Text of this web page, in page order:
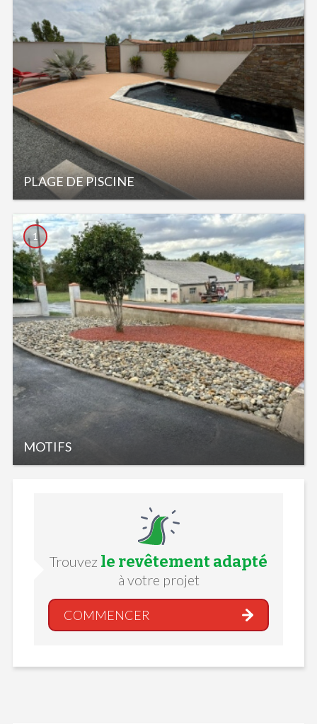
PLAGE DE PISCINE
MOTIFS
1
Trouvez le revêtement adapté
à votre projet
COMMENCER